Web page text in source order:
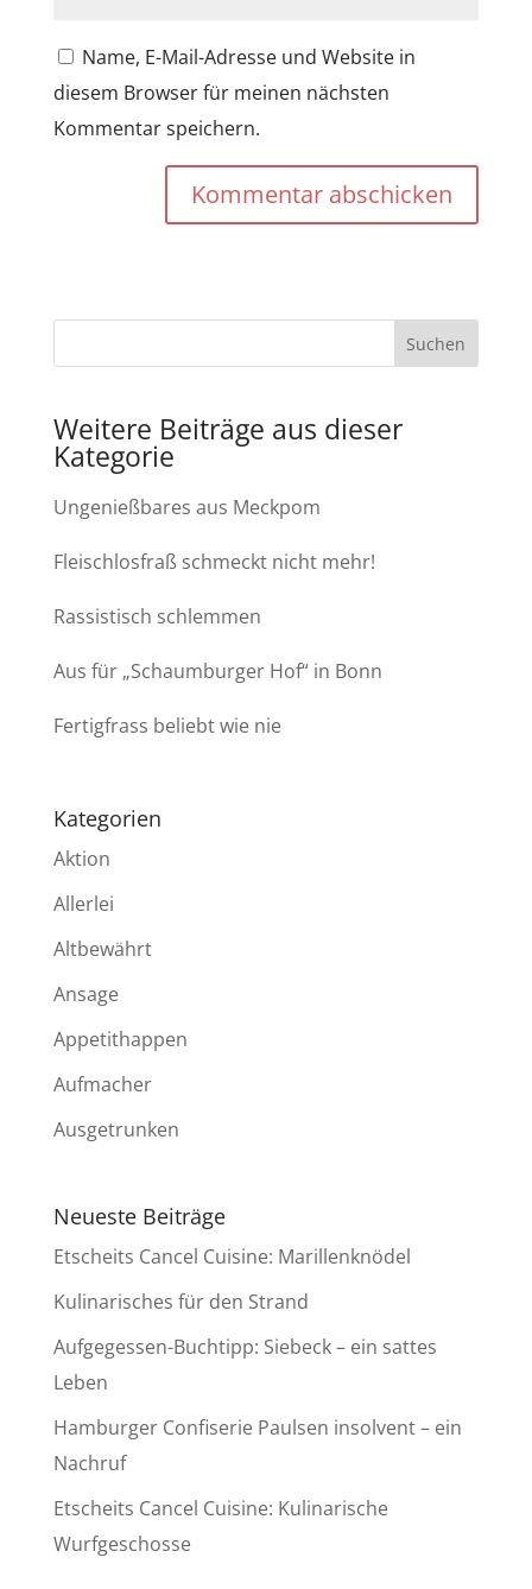
Name, E-Mail-Adresse und Website in
diesem Browser für meinen nächsten
Kommentar speichern.
Kommentar abschicken
Weitere Beiträge aus dieser
Kategorie
Ungenießbares aus Meckpom
Fleischlosfraß schmeckt nicht mehr!
Rassistisch schlemmen
Aus für „Schaumburger Hof“ in Bonn
Fertigfrass beliebt wie nie
Kategorien
Aktion
Allerlei
Altbewährt
Ansage
Appetithappen
Aufmacher
Ausgetrunken
Neueste Beiträge
Etscheits Cancel Cuisine: Marillenknödel
Kulinarisches für den Strand
Aufgegessen-Buchtipp: Siebeck – ein sattes
Leben
Hamburger Confiserie Paulsen insolvent – ein
Nachruf
Etscheits Cancel Cuisine: Kulinarische
Wurfgeschosse